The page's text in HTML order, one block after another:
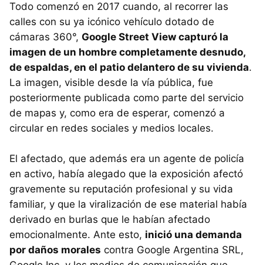
Todo comenzó en 2017 cuando, al recorrer las
calles con su ya icónico vehículo dotado de
cámaras 360°, Google Street View capturó la
imagen de un hombre completamente desnudo,
de espaldas, en el patio delantero de su vivienda.
La imagen, visible desde la vía pública, fue
posteriormente publicada como parte del servicio
de mapas y, como era de esperar, comenzó a
circular en redes sociales y medios locales.
El afectado, que además era un agente de policía
en activo, había alegado que la exposición afectó
gravemente su reputación profesional y su vida
familiar, y que la viralización de ese material había
derivado en burlas que le habían afectado
emocionalmente. Ante esto, inició una demanda
por daños morales contra Google Argentina SRL,